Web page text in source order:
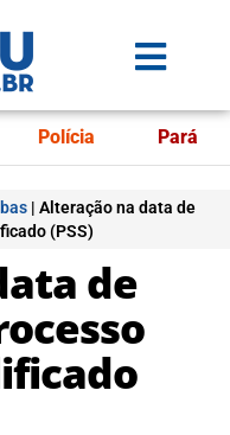
Polícia Pará
| Alteração na data de
(PSS)
de